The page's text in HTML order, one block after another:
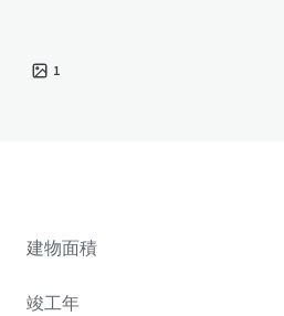
1
建物面積
竣工年